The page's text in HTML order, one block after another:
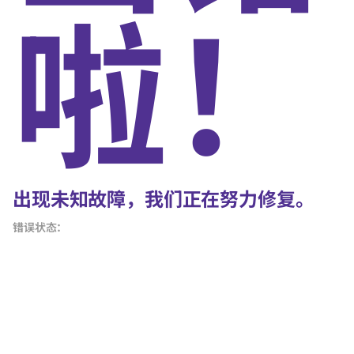
啦！
出现未知故障，我们正在努力修复。
错误状态：